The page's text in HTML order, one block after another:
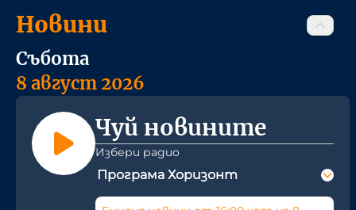
Новини
Събота
8 август 2026
Чуй новините
Избери радио
Програма Хоризонт